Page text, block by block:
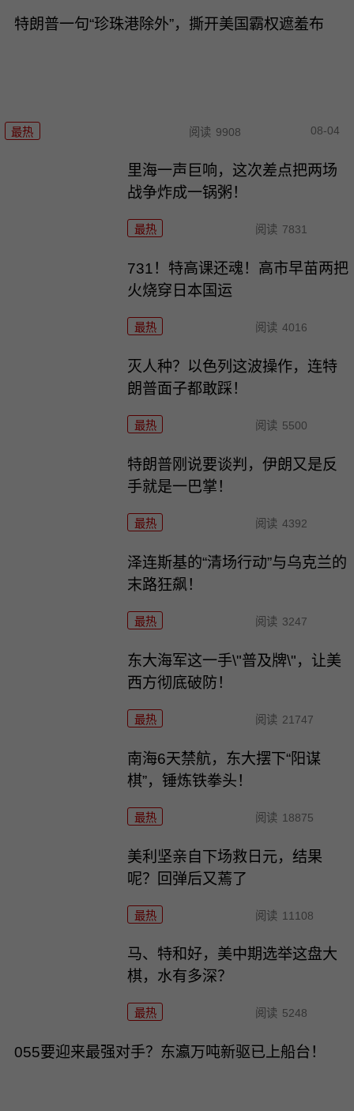
特朗普一句“珍珠港除外”，撕开美国霸权遮羞布
最热 阅读 9908 08-04
里海一声巨响，这次差点把两场
战争炸成一锅粥！
最热 阅读 7831
731！特高课还魂！高市早苗两把
火烧穿日本国运
最热 阅读 4016
灭人种？以色列这波操作，连特
朗普面子都敢踩！
最热 阅读 5500
特朗普刚说要谈判，伊朗又是反
手就是一巴掌！
最热 阅读 4392
泽连斯基的“清场行动”与乌克兰的
末路狂飙！
最热 阅读 3247
东大海军这一手\"普及牌\"，让美
西方彻底破防！
最热 阅读 21747
南海6天禁航，东大摆下“阳谋
棋”，锤炼铁拳头！
最热 阅读 18875
美利坚亲自下场救日元，结果
呢？回弹后又蔫了
最热 阅读 11108
马、特和好，美中期选举这盘大
棋，水有多深？
最热 阅读 5248
055要迎来最强对手？东瀛万吨新驱已上船台！